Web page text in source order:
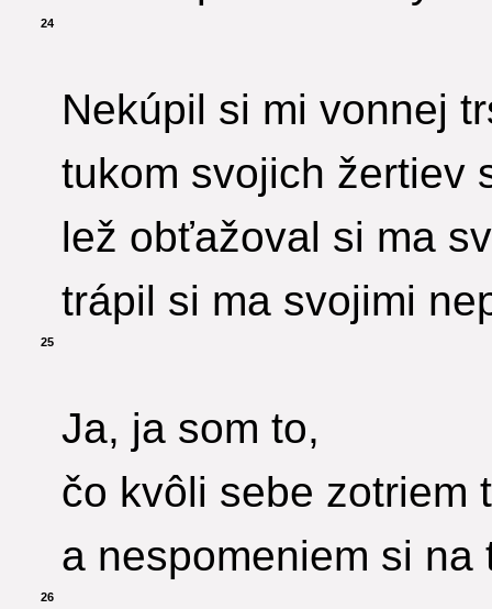
24
Nekúpil si mi vonnej
tukom svojich žertiev
lež obťažoval si ma
trápil si ma svojimi
25
Ja, ja som to,
čo kvôli sebe zotriem
a nespomeniem si na
26